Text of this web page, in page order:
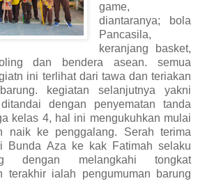
game,
diantaranya; bola
Pancasila,
keranjang basket,
dan bendera asean. semua
ini terlihat dari tawa dan teriakan
kegiatan selanjutnya yakni
dengan penyematan tanda
kelas 4, hal ini mengukuhkan mulai
naik ke penggalang. Serah terima
Bunda Aza ke kak Fatimah selaku
dengan melangkahi tongkat
terakhir ialah pengumuman barung